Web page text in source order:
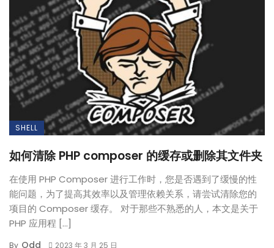
SHELL
如何清除 PHP composer 的缓存或删除其文件夹
在使用 PHP Composer 进行工作时，您是否遇到了缓慢的性
能问题，为了提高其效率以及管理依赖关系，请尝试清除您的
项目的 Composer 缓存。 对于那些不熟悉的人，本文是关于
PHP 应用程 […]
By Odd 2023 年 3 月 25 日